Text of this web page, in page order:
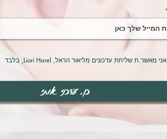
אני מאשר.ת שליחת עדכונים מליאור הראל, Liori Harel, בלבד
כן, עדכני אותי